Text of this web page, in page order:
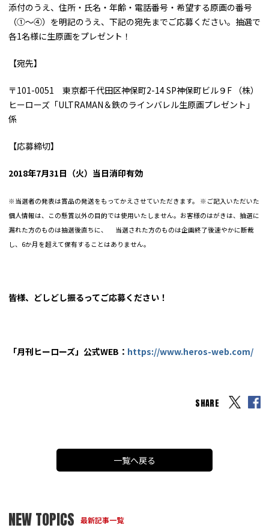
添付のうえ、住所・氏名・年齢・電話番号・希望する原画の番号
（①～④）を明記のうえ、下記の宛先までご応募ください。抽選で
各1名様に生原画をプレゼント！
【宛先】
〒101-0051 東京都千代田区神保町2-14 SP神保町ビル９F （株）
ヒーローズ「ULTRAMAN＆鉄のラインバレル生原画プレゼント」
係
【応募締切】
2018年7月31日（火）当日消印有効
※当選者の発表は賞品の発送をもってかえさせていただきます。 ※ご記入いただいた
個人情報は、この懸賞以外の目的では使用いたしません。お客様のはがきは、抽選に
漏れた方のものは抽選後直ちに、 当選された方のものは企画終了後速やかに断裁
し、6か月を超えて保有することはありません。
皆様、どしどし振るってご応募ください！
「月刊ヒーローズ」公式WEB： https://www.heros-web.com/
SHARE
一覧へ戻る
NEW TOPICS 最新記事一覧